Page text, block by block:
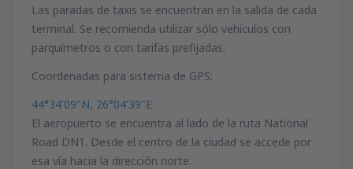
Las paradas de taxis se encuentran en la salida de cada
terminal. Se recomienda utilizar sólo vehículos con
parquímetros o con tarifas prefijadas.
Coordenadas para sistema de GPS:
44°34'09"N, 26°04'39"E
El aeropuerto se encuentra al lado de la ruta National
Road DN1. Desde el centro de la ciudad se accede por
esa vía hacia la dirección norte.